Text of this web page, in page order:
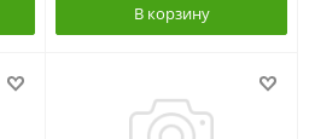
В корзину